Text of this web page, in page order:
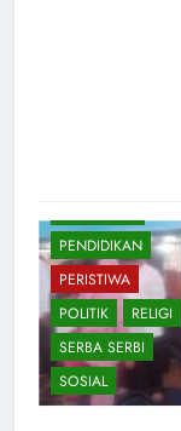
PENDIDIKAN
PERISTIWA
POLITIK
RELIGI
SERBA SERBI
SOSIAL